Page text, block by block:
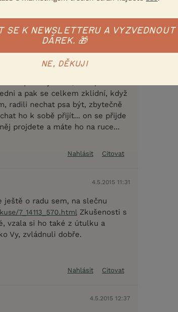
samozřejmě na vodítku a držím
na něco co zná, ale nevidí,
na postroji ocko, ale spíš
a pak se celkem zklidní, když
radili nechat psa být, zbytečně
ho k sobě přijít... on se přijde
projdete a máte ho na ruce...
Nahlásit Citovat
4.5.2015 11:31
ještě o radu sem, na slečnu
7_14113_570.html Zkušenosti s
vzala si ho také z útulku a
Vy, zvládnuli dobře.
Nahlásit Citovat
4.5.2015 12:37
SE K NEWSLETTERU A VYZVEDNOUT
DÁREK. 🎁
NE, DĚKUJI